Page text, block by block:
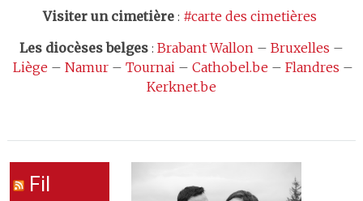
Visiter un cimetière: #carte des cimetières
Les diocèses belges: Brabant Wallon– Bruxelles –
Liège – Namur– Tournai– Cathobel.be – Flandres –
Kerknet.be
Fil